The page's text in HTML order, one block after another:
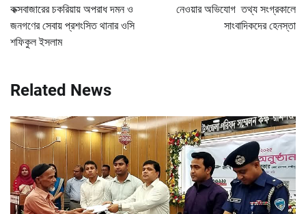
কক্সবাজারের চকরিয়ায় অপরাধ দমন ও
জনগণের সেবায় প্রশংসিত থানার ওসি
শফিকুল ইসলাম
নেওয়ার অভিযোগ তথ্য সংগ্রকালে
সাংবাদিকদের হেনস্তা
Related News